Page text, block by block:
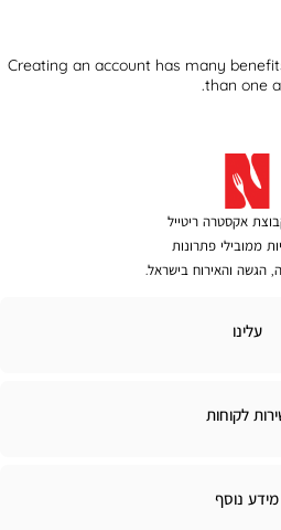
Creating an account has many
than one
אקסטרה ריטייל
ממובילי פתרונות
הגשה והאירוח בישראל.
עלינו
לקוחות
מידע
מידע נוסף